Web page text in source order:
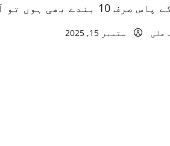
10 بندے بھی ہوں تو آپ آرام سے
علی ستمبر 15, 2025